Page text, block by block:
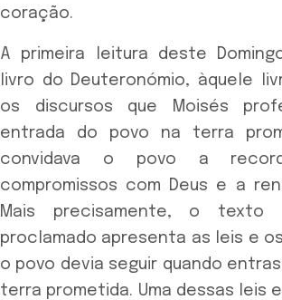
coração.
A primeira leitura deste
livro do Deuteronómio, àquele
os discursos que Moisés
entrada do povo na terra
convidava o povo a
compromissos com Deus e a
Mais precisamente, o
proclamado apresenta as leis e
o povo devia seguir quando
terra prometida. Uma dessas leis